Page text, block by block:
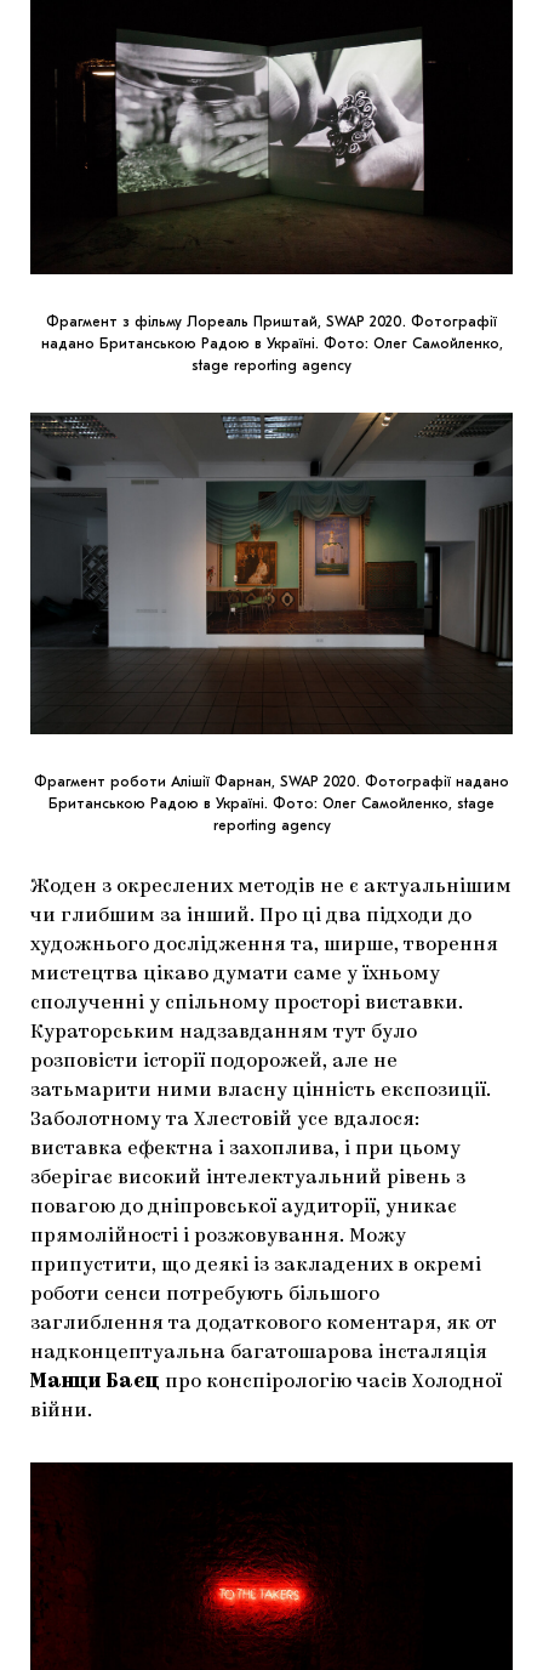
Фрагмент з фільму Лореаль Приштай, SWAP 2020. Фотографії
надано Британською Радою в Україні. Фото: Олег Самойленко,
stage reporting agency
Фрагмент роботи Алішії Фарнан, SWAP 2020. Фотографії надано
Британською Радою в Україні. Фото: Олег Самойленко, stage
reporting agency
Жоден з окреслених методів не є актуальнішим
чи глибшим за інший. Про ці два підходи до
художнього дослідження та, ширше, творення
мистецтва цікаво думати саме у їхньому
сполученні у спільному просторі виставки.
Кураторським надзавданням тут було
розповісти історії подорожей, але не
затьмарити ними власну цінність експозиції.
Заболотному та Хлестовій усе вдалося:
виставка ефектна і захоплива, і при цьому
зберігає високий інтелектуальний рівень з
повагою до дніпровської аудиторії, уникає
прямолійності і розжовування. Можу
припустити, що деякі із закладених в окремі
роботи сенси потребують більшого
заглиблення та додаткового коментаря, як от
надконцептуальна багатошарова інсталяція
Манци Баєц про конспірологію часів Холодної
війни.